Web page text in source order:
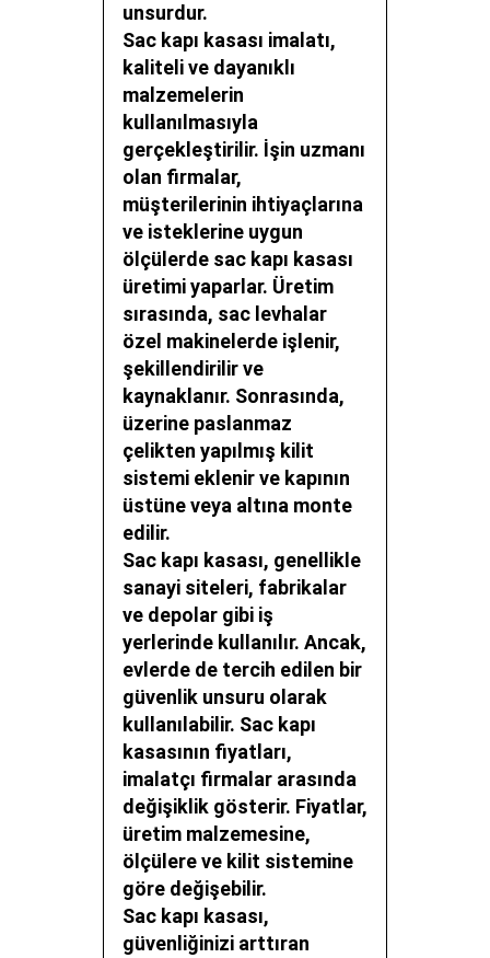
unsurdur.
Sac kapı kasası imalatı,
kaliteli ve dayanıklı
malzemelerin
kullanılmasıyla
gerçekleştirilir. İşin uzmanı
olan firmalar,
müşterilerinin ihtiyaçlarına
ve isteklerine uygun
ölçülerde sac kapı kasası
üretimi yaparlar. Üretim
sırasında, sac levhalar
özel makinelerde işlenir,
şekillendirilir ve
kaynaklanır. Sonrasında,
üzerine paslanmaz
çelikten yapılmış kilit
sistemi eklenir ve kapının
üstüne veya altına monte
edilir.
Sac kapı kasası, genellikle
sanayi siteleri, fabrikalar
ve depolar gibi iş
yerlerinde kullanılır. Ancak,
evlerde de tercih edilen bir
güvenlik unsuru olarak
kullanılabilir. Sac kapı
kasasının fiyatları,
imalatçı firmalar arasında
değişiklik gösterir. Fiyatlar,
üretim malzemesine,
ölçülere ve kilit sistemine
göre değişebilir.
Sac kapı kasası,
güvenliğinizi arttıran